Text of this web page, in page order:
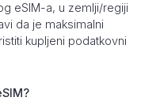
eSIM-a, u zemlji/regiji
da je maksimalni
kupljeni podatkovni